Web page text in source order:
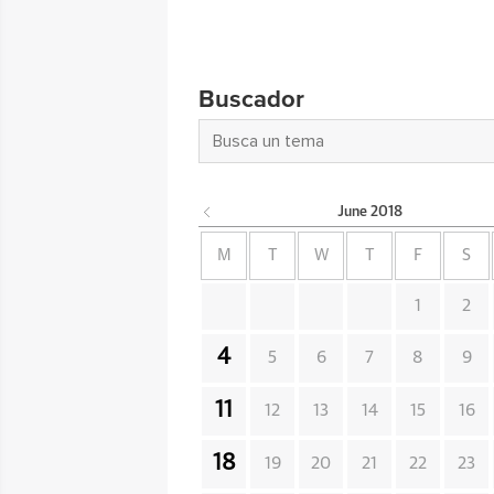
Buscador
June 2018
M W F S
1 2
4 5 6 7 8 9
11 12 13 14 15 16
18 19 20 21 22 23